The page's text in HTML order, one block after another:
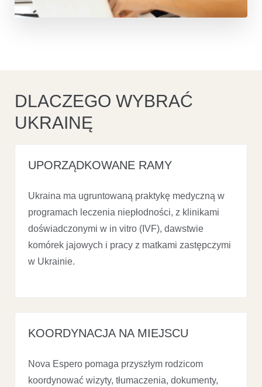
DLACZEGO WYBRAĆ
UKRAINĘ
UPORZĄDKOWANE RAMY
Ukraina ma ugruntowaną praktykę medyczną w
programach leczenia niepłodności, z klinikami
doświadczonymi w in vitro (IVF), dawstwie
komórek jajowych i pracy z matkami zastępczymi
w Ukrainie.
KOORDYNACJA NA MIEJSCU
Nova Espero pomaga przyszłym rodzicom
koordynować wizyty, tłumaczenia, dokumenty,